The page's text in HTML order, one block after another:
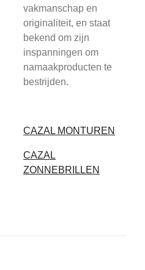
vakmanschap en
originaliteit, en staat
bekend om zijn
inspanningen om
namaakproducten te
bestrijden.
CAZAL MONTUREN
CAZAL
ZONNEBRILLEN